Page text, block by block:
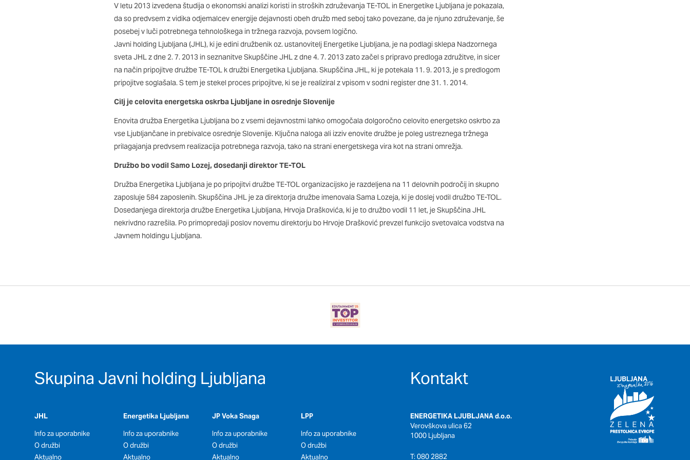
V letu 2013 izvedena študija o ekonomski analizi koristi in stroških združevanja TE-TOL in Energetike Ljubljana je pokazala,
da so predvsem z vidika odjemalcev energije dejavnosti obeh družb med seboj tako povezane, da je njuno združevanje, še
posebej v luči potrebnega tehnološkega in tržnega razvoja, povsem logično.
Javni holding Ljubljana (JHL), ki je edini družbenik oz. ustanovitelj Energetike Ljubljana, je na podlagi sklepa Nadzornega
sveta JHL z dne 2. 7. 2013 in seznanitve Skupščine JHL z dne 4. 7. 2013 zato začel s pripravo predloga združitve, in sicer
na način pripojitve družbe TE-TOL k družbi Energetika Ljubljana. Skupščina JHL, ki je potekala 11. 9. 2013, je s predlogom
pripojitve soglašala. S tem je stekel proces pripojitve, ki se je realiziral z vpisom v sodni register dne 31. 1. 2014.
Cilj je celovita energetska oskrba Ljubljane in osrednje Slovenije
Enovita družba Energetika Ljubljana bo z vsemi dejavnostmi lahko omogočala dolgoročno celovito energetsko oskrbo za
vse Ljubljančane in prebivalce osrednje Slovenije. Ključna naloga ali izziv enovite družbe je poleg ustreznega tržnega
prilagajanja predvsem realizacija potrebnega razvoja, tako na strani energetskega vira kot na strani omrežja.
Družbo bo vodil Samo Lozej, dosedanji direktor TE-TOL
Družba Energetika Ljubljana je po pripojitvi družbe TE-TOL organizacijsko je razdeljena na 11 delovnih področij in skupno
zaposluje 584 zaposlenih. Skupščina JHL je za direktorja družbe imenovala Sama Lozeja, ki je doslej vodil družbo TE-TOL.
Dosedanjega direktorja družbe Energetika Ljubljana, Hrvoja Draškovića, ki je to družbo vodil 11 let, je Skupščina JHL
nekrivdno razrešila. Po primopredaji poslov novemu direktorju bo Hrvoje Drašković prevzel funkcijo svetovalca vodstva na
Javnem holdingu Ljubljana.
Skupina Javni holding Ljubljana
JHL
Info za uporabnike
O družbi
Aktualno
Energetika Ljubljana
Info za uporabnike
O družbi
Aktualno
JP Voka Snaga
Info za uporabnike
O družbi
Aktualno
LPP
Info za uporabnike
O družbi
Aktualno
Kontakt
ENERGETIKA LJUBLJANA d.o.o.
Verovškova ulica 62
1000 Ljubljana
T: 080 2882
Potrdi moje izbire DOVOLI VSE